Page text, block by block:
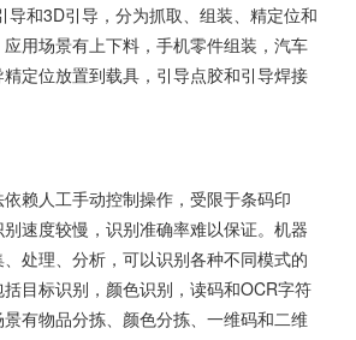
和3D引导，分为抓取、组装、精定位和
用场景有上下料，手机零件组装，汽车
定位放置到载具，引导点胶和引导焊接
人工手动控制操作，受限于条码印
速度较慢，识别准确率难以保证。机器
处理、分析，可以识别各种不同模式的
目标识别，颜色识别，读码和OCR字符
有物品分拣、颜色分拣、一维码和二维